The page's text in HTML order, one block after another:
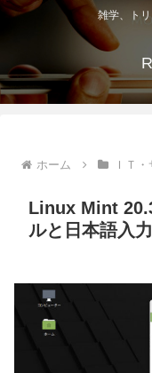
雑学、ト
ホーム ＩＴ
Linux Mint
ルと日本語入